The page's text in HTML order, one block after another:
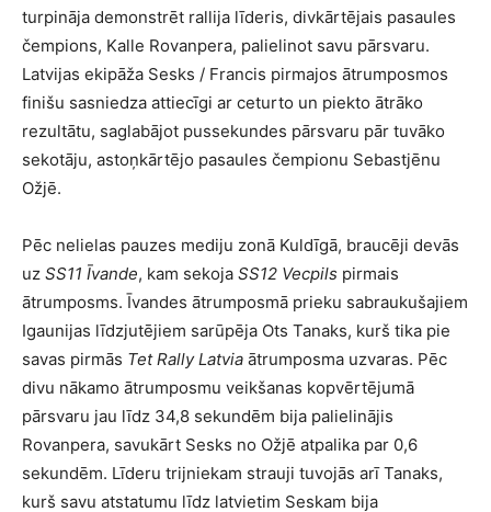
turpināja demonstrēt rallija līderis, divkārtējais pasaules
čempions, Kalle Rovanpera, palielinot savu pārsvaru.
Latvijas ekipāža Sesks / Francis pirmajos ātrumposmos
finišu sasniedza attiecīgi ar ceturto un piekto ātrāko
rezultātu, saglabājot pussekundes pārsvaru pār tuvāko
sekotāju, astoņkārtējo pasaules čempionu Sebastjēnu
Ožjē.
Pēc nelielas pauzes mediju zonā Kuldīgā, braucēji devās
uz SS11 Īvande, kam sekoja SS12 Vecpils pirmais
ātrumposms. Īvandes ātrumposmā prieku sabraukušajiem
Igaunijas līdzjutējiem sarūpēja Ots Tanaks, kurš tika pie
savas pirmās Tet Rally Latvia ātrumposma uzvaras. Pēc
divu nākamo ātrumposmu veikšanas kopvērtējumā
pārsvaru jau līdz 34,8 sekundēm bija palielinājis
Rovanpera, savukārt Sesks no Ožjē atpalika par 0,6
sekundēm. Līderu trijniekam strauji tuvojās arī Tanaks,
kurš savu atstatumu līdz latvietim Seskam bija